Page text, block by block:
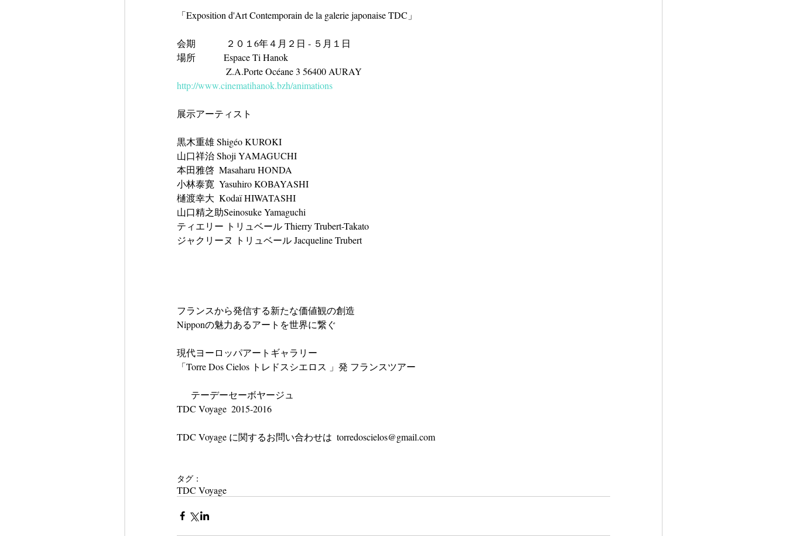
「Exposition d'Art Contemporain de la galerie japonaise TDC」
会期         　２０１6年４月２日 - ５月１日
場所　　　Espace Ti Hanok
                     Z.A.Porte Océane 3 56400 AURAY
http://www.cinematihanok.bzh/animations
展示アーティスト
黒木重雄 Shigéo KUROKI
山口祥治 Shoji YAMAGUCHI
本田雅啓  Masaharu HONDA
小林泰寛  Yasuhiro KOBAYASHI
樋渡幸大  Kodaï HIWATASHI
山口精之助Seinosuke Yamaguchi
ティエリー トリュベール Thierry Trubert-Takato
ジャクリーヌ トリュベール Jacqueline Trubert
フランスから発信する新たな価値観の創造
Nipponの魅力あるアートを世界に繋ぐ
現代ヨーロッパアートギャラリー
「Torre Dos Cielos トレドスシエロス 」発 フランスツアー
      テーデーセーボヤージュ
TDC Voyage  2015-2016
TDC Voyage に関するお問い合わせは  torredoscielos@gmail.com
タグ：
TDC Voyage